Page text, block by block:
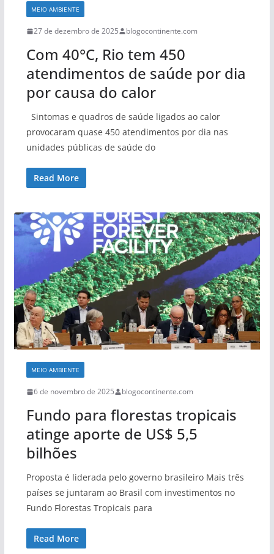
MEIO AMBIENTE
27 de dezembro de 2025 blogocontinente.com
Com 40°C, Rio tem 450
atendimentos de saúde por dia
por causa do calor
Sintomas e quadros de saúde ligados ao calor
provocaram quase 450 atendimentos por dia nas
unidades públicas de saúde do
Read More
MEIO AMBIENTE
6 de novembro de 2025 blogocontinente.com
Fundo para florestas tropicais
atinge aporte de US$ 5,5
bilhões
Proposta é liderada pelo governo brasileiro Mais três
países se juntaram ao Brasil com investimentos no
Fundo Florestas Tropicais para
Read More